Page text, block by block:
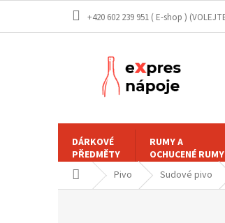
obsah
+420 602 239 951 ( E-shop )
DÁRKOVÉ
PŘEDMĚTY
RUMY A
OCHUCENÉ RUMY
Domů Pivo Sudové pivo